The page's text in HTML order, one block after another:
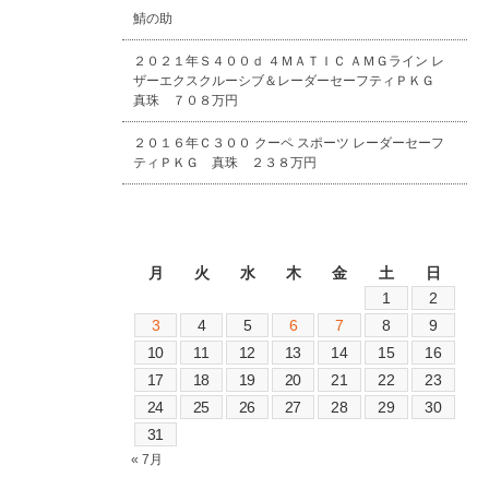
鯖の助
２０２１年Ｓ４００ｄ ４ＭＡＴＩＣ ＡＭＧライン レ
ザーエクスクルーシブ＆レーダーセーフティＰＫＧ
真珠 ７０８万円
２０１６年Ｃ３００ クーペ スポーツ レーダーセーフ
ティＰＫＧ 真珠 ２３８万円
月
火 水 木 金 土
日
1
2
3
4 5 6 7 8
9
10
11 12 13 14 15
16
17
18 19 20 21 22
23
24
25 26 27 28 29
30
31
« 7月